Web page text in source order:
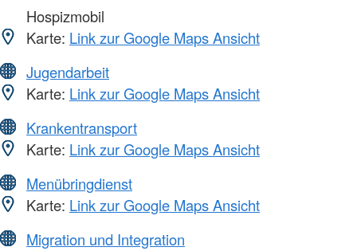
Hospizmobil
Karte: Link zur Google Maps Ansicht
Jugendarbeit
Karte: Link zur Google Maps Ansicht
Krankentransport
Karte: Link zur Google Maps Ansicht
Menübringdienst
Karte: Link zur Google Maps Ansicht
Migration und Integration